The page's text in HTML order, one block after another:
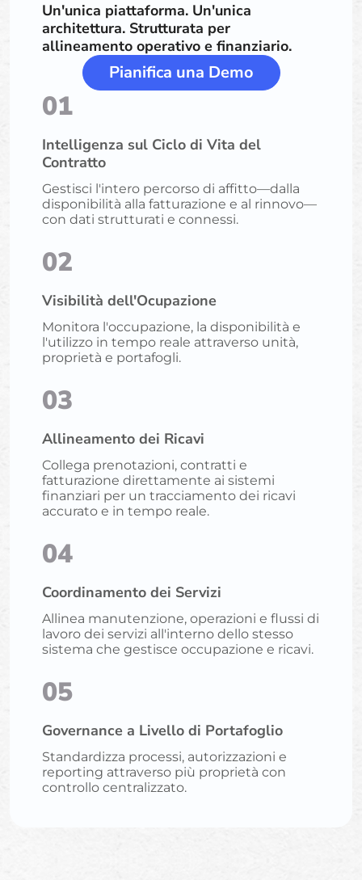
Un'unica piattaforma. Un'unica
architettura. Strutturata per
allineamento operativo e finanziario.
Pianifica una Demo
01
Intelligenza sul Ciclo di Vita del
Contratto
Gestisci l'intero percorso di affitto—dalla
disponibilità alla fatturazione e al rinnovo—
con dati strutturati e connessi.
02
Visibilità dell'Ocupazione
Monitora l'occupazione, la disponibilità e
l'utilizzo in tempo reale attraverso unità,
proprietà e portafogli.
03
Allineamento dei Ricavi
Collega prenotazioni, contratti e
fatturazione direttamente ai sistemi
finanziari per un tracciamento dei ricavi
accurato e in tempo reale.
04
Coordinamento dei Servizi
Allinea manutenzione, operazioni e flussi di
lavoro dei servizi all'interno dello stesso
sistema che gestisce occupazione e ricavi.
05
Governance a Livello di Portafoglio
Standardizza processi, autorizzazioni e
reporting attraverso più proprietà con
controllo centralizzato.